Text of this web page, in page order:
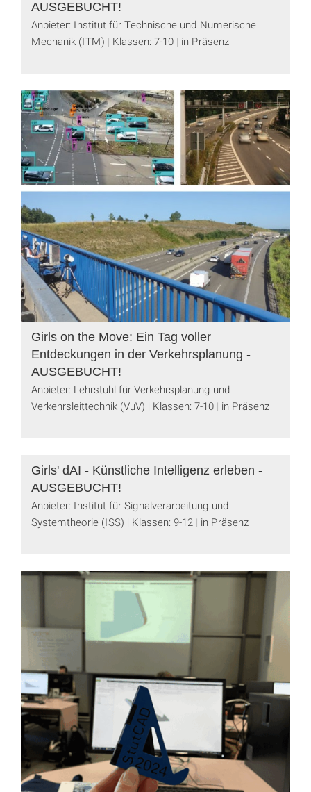
AUSGEBUCHT!
Anbieter: Institut für Technische und Numerische
Mechanik (ITM)
Klassen: 7-10 in Präsenz
Girls on the Move: Ein Tag voller
Entdeckungen in der Verkehrsplanung -
AUSGEBUCHT!
Anbieter: Lehrstuhl für Verkehrsplanung und
Verkehrsleittechnik (VuV)
Klassen: 7-10 in Präsenz
Girls' dAI - Künstliche Intelligenz erleben -
AUSGEBUCHT!
Anbieter: Institut für Signalverarbeitung und
Systemtheorie (ISS)
Klassen: 9-12 in Präsenz